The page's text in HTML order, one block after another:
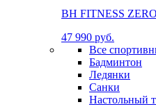
BH FITNESS
47 990 руб.
Все
Бадминтон
Ледянки
Санки
Настольный